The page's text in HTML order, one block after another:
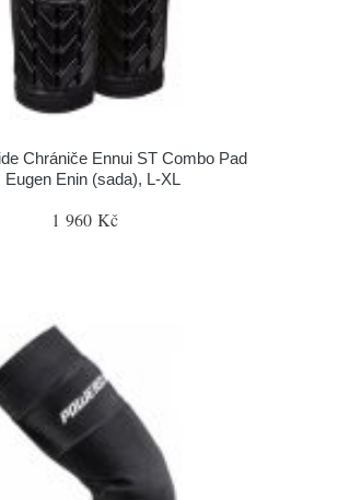
Chrániče Ennui ST Combo Pad
Eugen Enin (sada), L-XL
1 960 Kč